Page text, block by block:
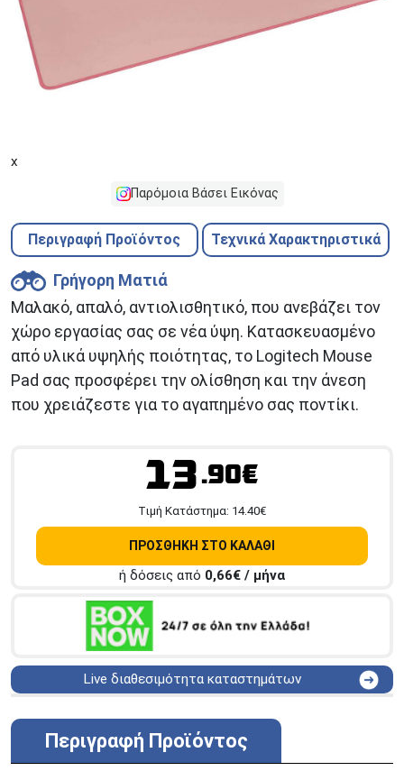
x
Παρόμοια Βάσει Εικόνας
Περιγραφή Προϊόντος Τεχνικά Χαρακτηριστικά
Γρήγορη Ματιά
Μαλακό, απαλό, αντιολισθητικό, που ανεβάζει τον
χώρο εργασίας σας σε νέα ύψη. Κατασκευασμένο
από υλικά υψηλής ποιότητας, το Logitech Mouse
Pad σας προσφέρει την ολίσθηση και την άνεση
που χρειάζεστε για το αγαπημένο σας ποντίκι.
13.90€
Tιμή Κατάστημα: 14.40€
ΠΡΟΣΘΗΚΗ ΣΤΟ ΚΑΛΑΘΙ
ή δόσεις από 0,66€ / μήνα
Live διαθεσιμότητα καταστημάτων
ΑΘΗΝΑ
Στουρνάρη 27
ΠΕΡΙΣΤΕΡΙ
Περιγραφή Προϊόντος